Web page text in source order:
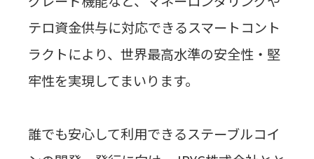
テロ資金供与に対応できるスマートコント
ラクトにより、世界最高水準の安全性・堅
牢性を実現してまいります。
誰でも安心して利用できるステーブルコイ